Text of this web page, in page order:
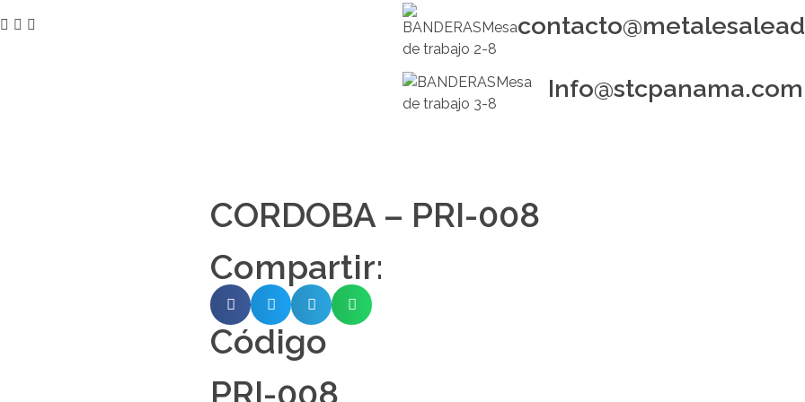
Info@stcpanama.com
CORDOBA – PRI-008
Compartir:
Código
PRI-008